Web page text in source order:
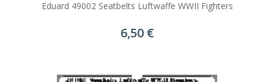
Eduard 49002 Seatbelts Luftwaffe WWII Fighters
6,50 €